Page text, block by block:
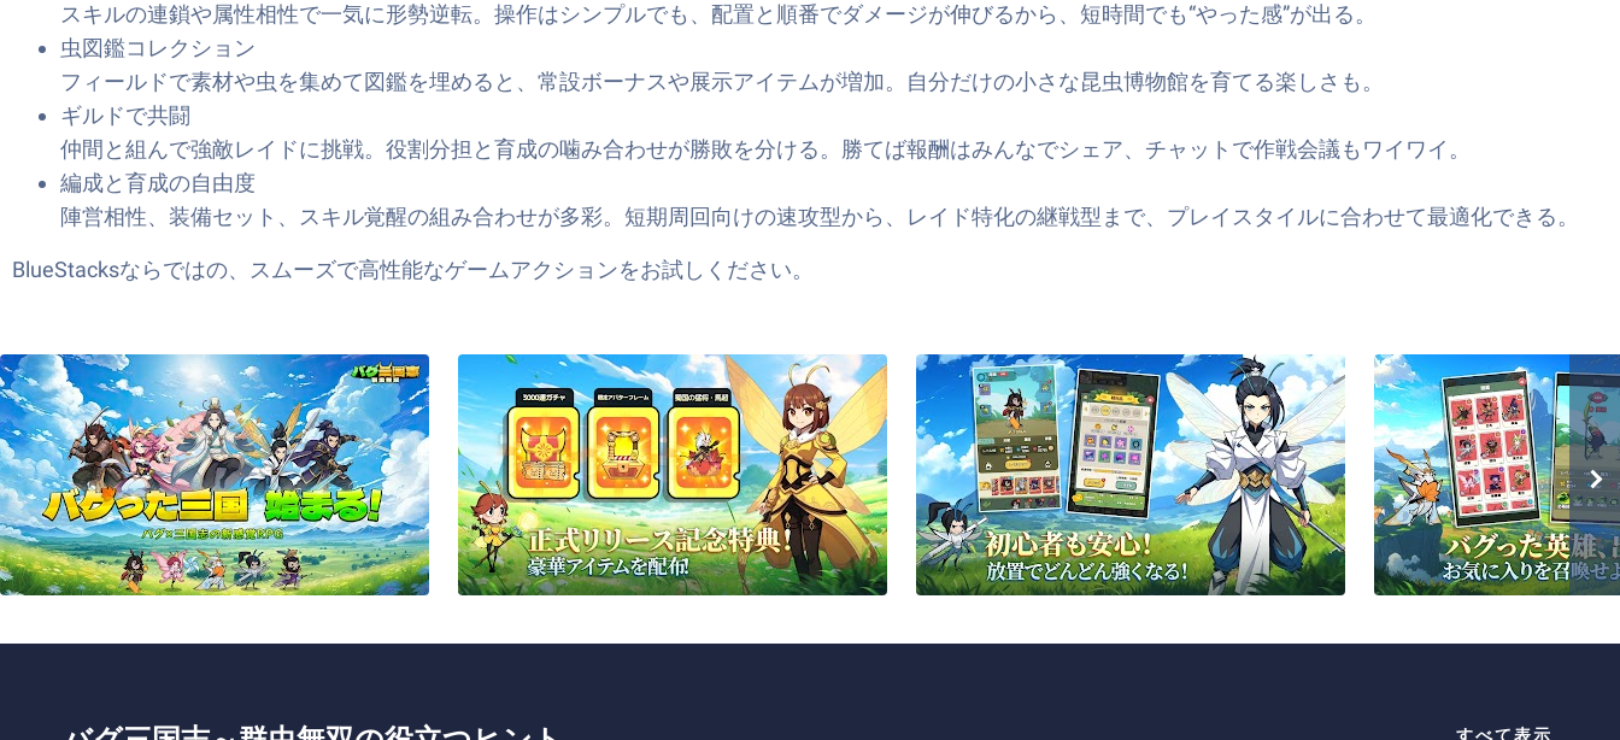
スキルの連鎖や属性相性で一気に形勢逆転。操作はシンプルでも、配置と順番でダメージが伸びるから、短時間でも“やった感”が出る。
虫図鑑コレクション
フィールドで素材や虫を集めて図鑑を埋めると、常設ボーナスや展示アイテムが増加。自分だけの小さな昆虫博物館を育てる楽しさも。
ギルドで共闘
仲間と組んで強敵レイドに挑戦。役割分担と育成の噛み合わせが勝敗を分ける。勝てば報酬はみんなでシェア、チャットで作戦会議もワイワイ。
編成と育成の自由度
陣営相性、装備セット、スキル覚醒の組み合わせが多彩。短期周回向けの速攻型から、レイド特化の継戦型まで、プレイスタイルに合わせて最適化できる。
BlueStacksならではの、スムーズで高性能なゲームアクションをお試しください。
すべて表示